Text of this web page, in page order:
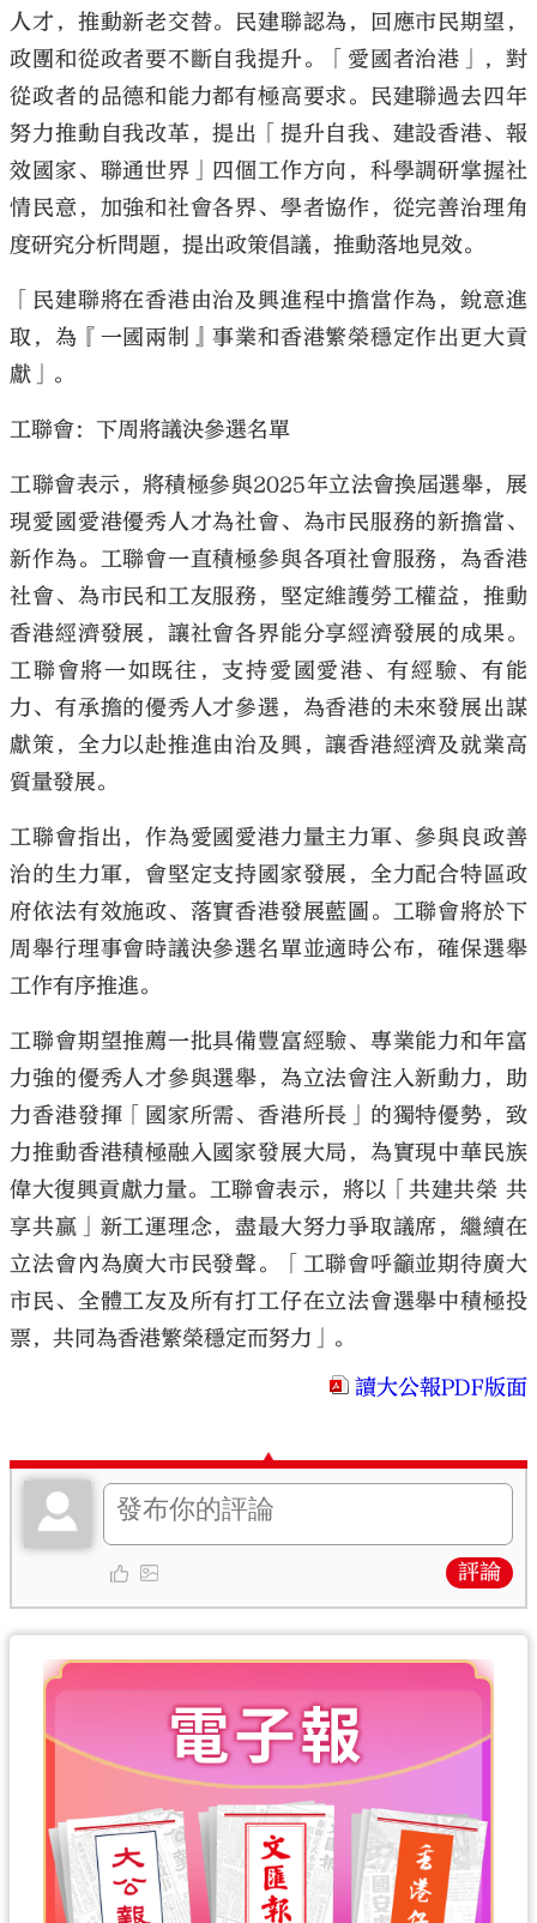
人才，推動新老交替。民建聯認為，回應市民期望，
政團和從政者要不斷自我提升。「愛國者治港」，對
從政者的品德和能力都有極高要求。民建聯過去四年
努力推動自我改革，提出「提升自我、建設香港、報
效國家、聯通世界」四個工作方向，科學調研掌握社
情民意，加強和社會各界、學者協作，從完善治理角
度研究分析問題，提出政策倡議，推動落地見效。
「民建聯將在香港由治及興進程中擔當作為，銳意進
取，為『一國兩制』事業和香港繁榮穩定作出更大貢
獻」。
工聯會：下周將議決參選名單
工聯會表示，將積極參與2025年立法會換屆選舉，展
現愛國愛港優秀人才為社會、為市民服務的新擔當、
新作為。工聯會一直積極參與各項社會服務，為香港
社會、為市民和工友服務，堅定維護勞工權益，推動
香港經濟發展，讓社會各界能分享經濟發展的成果。
工聯會將一如既往，支持愛國愛港、有經驗、有能
力、有承擔的優秀人才參選，為香港的未來發展出謀
獻策，全力以赴推進由治及興，讓香港經濟及就業高
質量發展。
工聯會指出，作為愛國愛港力量主力軍、參與良政善
治的生力軍，會堅定支持國家發展，全力配合特區政
府依法有效施政、落實香港發展藍圖。工聯會將於下
周舉行理事會時議決參選名單並適時公布，確保選舉
工作有序推進。
工聯會期望推薦一批具備豐富經驗、專業能力和年富
力強的優秀人才參與選舉，為立法會注入新動力，助
力香港發揮「國家所需、香港所長」的獨特優勢，致
力推動香港積極融入國家發展大局，為實現中華民族
偉大復興貢獻力量。工聯會表示，將以「共建共榮 共
享共贏」新工運理念，盡最大努力爭取議席，繼續在
立法會內為廣大市民發聲。「工聯會呼籲並期待廣大
市民、全體工友及所有打工仔在立法會選舉中積極投
票，共同為香港繁榮穩定而努力」。
讀大公報PDF版面
評論